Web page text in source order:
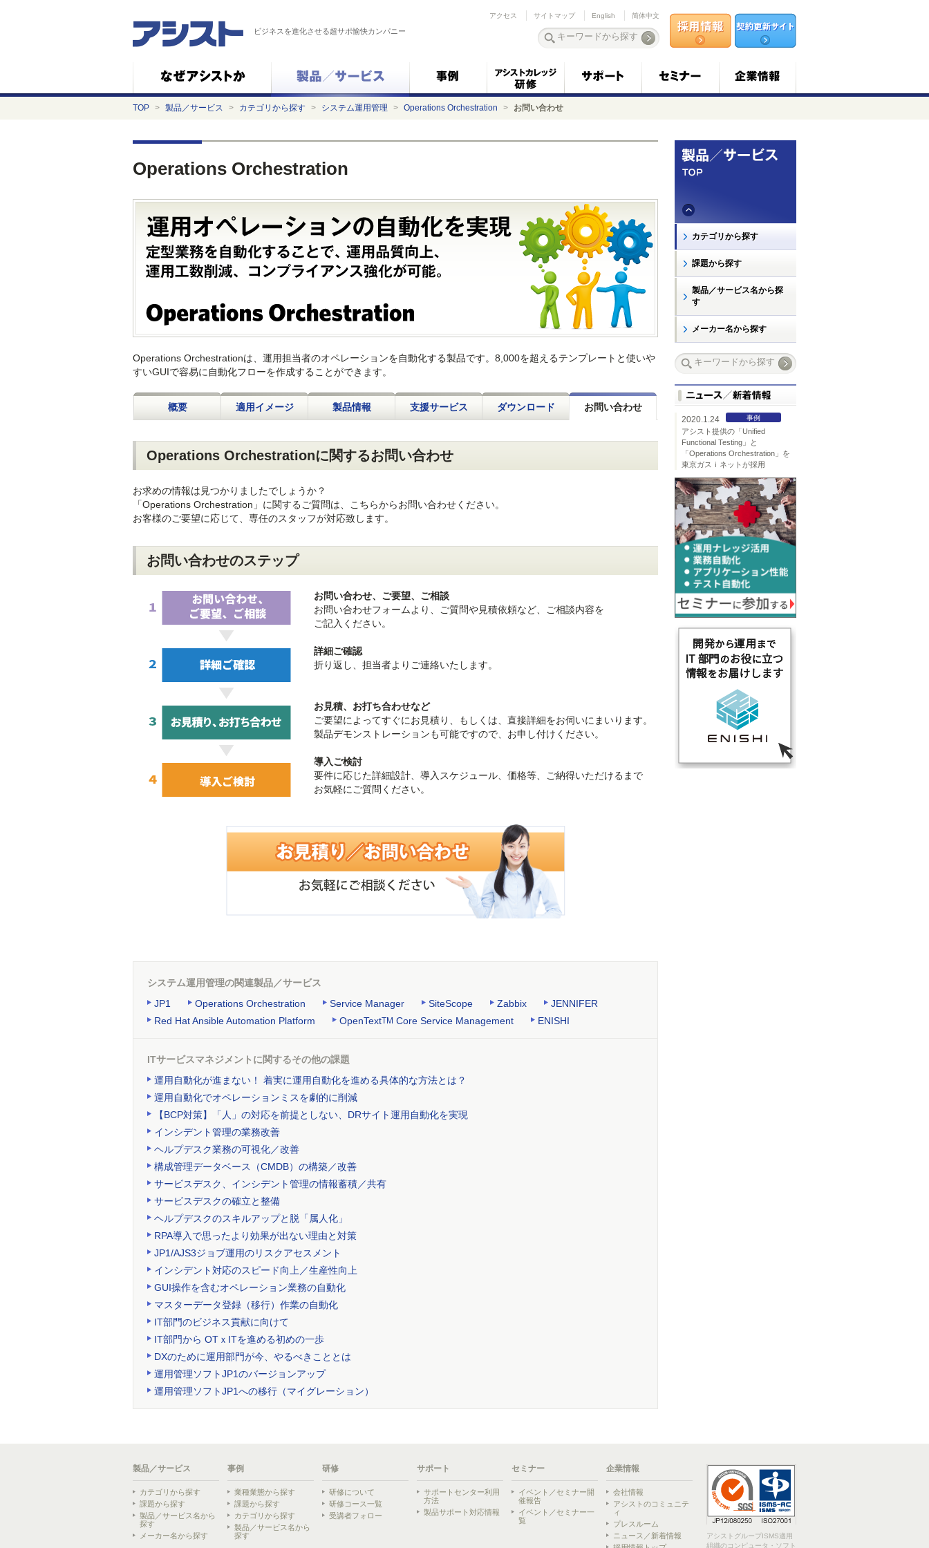
ビジネスを進化させる超サポ愉快カンパニー
アクセス サイトマップ English 简体中文
TOP > 製品／サービス > カテゴリから探す > システム運用管理 > Operations Orchestration > お問い合わせ
Operations Orchestration
Operations Orchestrationは、運用担当者のオペレーションを自動化する製品です。8,000を超えるテンプレートと使いや
すいGUIで容易に自動化フローを作成することができます。
概要 適用イメージ 製品情報 支援サービス ダウンロード お問い合わせ
Operations Orchestrationに関するお問い合わせ
お求めの情報は見つかりましたでしょうか？
「Operations Orchestration」に関するご質問は、こちらからお問い合わせください。
お客様のご要望に応じて、専任のスタッフが対応致します。
お問い合わせのステップ
お問い合わせ、ご要望、ご相談
お問い合わせフォームより、ご質問や見積依頼など、ご相談内容を
ご記入ください。
詳細ご確認
折り返し、担当者よりご連絡いたします。
お見積、お打ち合わせなど
ご要望によってすぐにお見積り、もしくは、直接詳細をお伺いにまいります。
製品デモンストレーションも可能ですので、お申し付けください。
導入ご検討
要件に応じた詳細設計、導入スケジュール、価格等、ご納得いただけるまで
お気軽にご質問ください。
システム運用管理の関連製品／サービス
JP1
Operations Orchestration Service Manager SiteScope Zabbix
JENNIFER
Red Hat Ansible Automation Platform
OpenTextTM Core Service Management ENISHI
ITサービスマネジメントに関するその他の課題
運用自動化が進まない！ 着実に運用自動化を進める具体的な方法とは？
運用自動化でオペレーションミスを劇的に削減
【BCP対策】「人」の対応を前提としない、DRサイト運用自動化を実現
インシデント管理の業務改善
ヘルプデスク業務の可視化／改善
構成管理データベース（CMDB）の構築／改善
サービスデスク、インシデント管理の情報蓄積／共有
サービスデスクの確立と整備
ヘルプデスクのスキルアップと脱「属人化」
RPA導入で思ったより効果が出ない理由と対策
JP1/AJS3ジョブ運用のリスクアセスメント
インシデント対応のスピード向上／生産性向上
GUI操作を含むオペレーション業務の自動化
マスターデータ登録（移行）作業の自動化
IT部門のビジネス貢献に向けて
IT部門から OTｘITを進める初めの一歩
DXのために運用部門が今、やるべきこととは
運用管理ソフトJP1のバージョンアップ
運用管理ソフトJP1への移行（マイグレーション）
カテゴリから探す
課題から探す
製品／サービス名から探
す
メーカー名から探す
2020.1.24 事例
アシスト提供の「Unified
Functional Testing」と
「Operations Orchestration」を
東京ガスｉネットが採用
製品／サービス
カテゴリから探す
課題から探す
製品／サービス名から
探す
メーカー名から探す
事例
業種業態から探す
課題から探す
カテゴリから探す
製品／サービス名から
探す
研修
研修について
研修コース一覧
受講者フォロー
サポート
サポートセンター利用
方法
製品サポート対応情報
セミナー
イベント／セミナー開
催報告
イベント／セミナー一
覧
企業情報
会社情報
アシストのコミュニテ
ィ
プレスルーム
ニュース／新着情報
アシストグループISMS適用
組織のコンピュータ・ソフト